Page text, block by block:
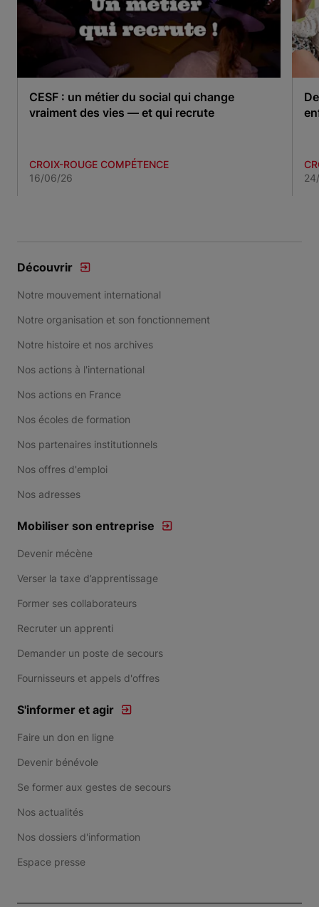
CESF : un métier du social qui change
vraiment des vies — et qui recrute
CROIX-ROUGE COMPÉTENCE
16/06/26
Découvrir
Notre mouvement international
Notre organisation et son fonctionnement
Notre histoire et nos archives
Nos actions à l'international
Nos actions en France
Nos écoles de formation
Nos partenaires institutionnels
Nos offres d'emploi
Nos adresses
Mobiliser son entreprise
Devenir mécène
Verser la taxe d’apprentissage
Former ses collaborateurs
Recruter un apprenti
Demander un poste de secours
Fournisseurs et appels d'offres
S'informer et agir
Faire un don en ligne
Devenir bénévole
Se former aux gestes de secours
Nos actualités
Nos dossiers d'information
Espace presse